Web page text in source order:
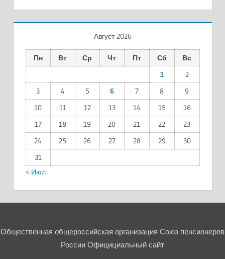
Август 2026
Пн Вт Ср Чт Пт Сб
Вс
1
2
3
4 5 6 7 8
9
10
11 12 13 14 15
16
17
18 19 20 21 22
23
24
25 26 27 28 29
30
31
« Июл
Общественная общероссийская организация Союз пенсионеров
России Официциальный сайт